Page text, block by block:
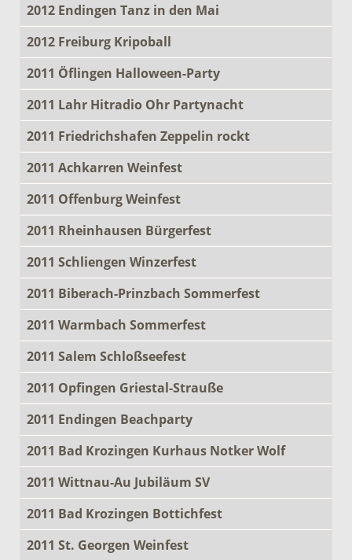
2012 Endingen Tanz in den Mai
2012 Freiburg Kripoball
2011 Öflingen Halloween-Party
2011 Lahr Hitradio Ohr Partynacht
2011 Friedrichshafen Zeppelin rockt
2011 Achkarren Weinfest
2011 Offenburg Weinfest
2011 Rheinhausen Bürgerfest
2011 Schliengen Winzerfest
2011 Biberach-Prinzbach Sommerfest
2011 Warmbach Sommerfest
2011 Salem Schloßseefest
2011 Opfingen Griestal-Strauße
2011 Endingen Beachparty
2011 Bad Krozingen Kurhaus Notker Wolf
2011 Wittnau-Au Jubiläum SV
2011 Bad Krozingen Bottichfest
2011 St. Georgen Weinfest